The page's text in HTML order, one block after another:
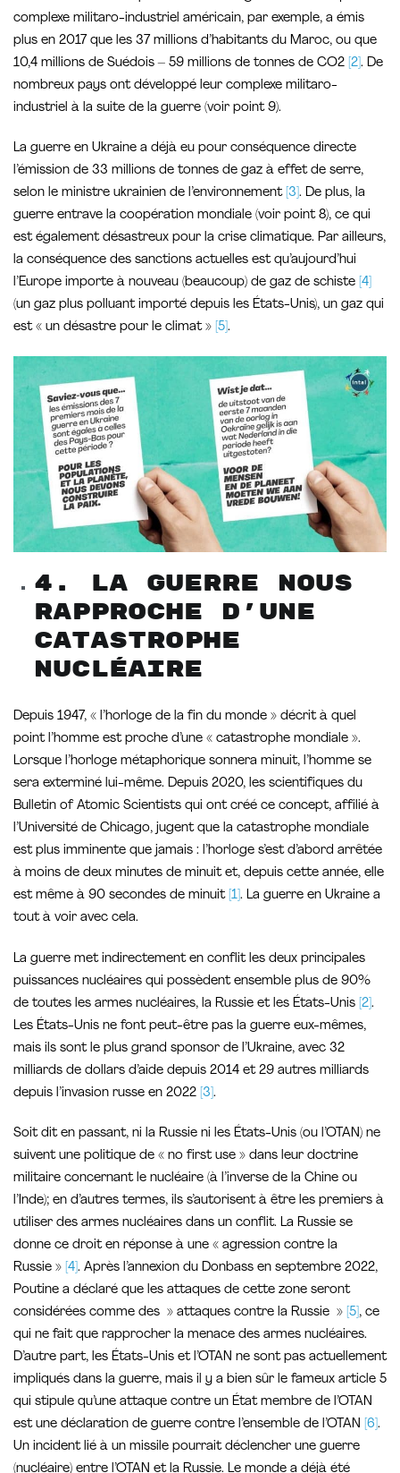
complexe militaro-industriel américain, par exemple, a émis
plus en 2017 que les 37 millions d’habitants du Maroc, ou que
10,4 millions de Suédois – 59 millions de tonnes de CO2 [2] . De
nombreux pays ont développé leur complexe militaro-
industriel à la suite de la guerre (voir point 9).
La guerre en Ukraine a déjà eu pour conséquence directe
l’émission de 33 millions de tonnes de gaz à effet de serre,
selon le ministre ukrainien de l’environnement [3] . De plus, la
guerre entrave la coopération mondiale (voir point 8), ce qui
est également désastreux pour la crise climatique. Par ailleurs,
la conséquence des sanctions actuelles est qu’aujourd’hui
l’Europe importe à nouveau (beaucoup) de gaz de schiste [4]
(un gaz plus polluant importé depuis les États-Unis), un gaz qui
est « un désastre pour le climat » [5] .
4. La guerre nous
rapproche d’une
catastrophe
nucléaire
Depuis 1947, « l’horloge de la fin du monde » décrit à quel
point l’homme est proche d’une « catastrophe mondiale ».
Lorsque l’horloge métaphorique sonnera minuit, l’homme se
sera exterminé lui-même. Depuis 2020, les scientifiques du
Bulletin of Atomic Scientists qui ont créé ce concept, affilié à
l’Université de Chicago, jugent que la catastrophe mondiale
est plus imminente que jamais : l’horloge s’est d’abord arrêtée
à moins de deux minutes de minuit et, depuis cette année, elle
est même à 90 secondes de minuit [1] . La guerre en Ukraine a
tout à voir avec cela.
La guerre met indirectement en conflit les deux principales
puissances nucléaires qui possèdent ensemble plus de 90%
de toutes les armes nucléaires, la Russie et les États-Unis [2] .
Les États-Unis ne font peut-être pas la guerre eux-mêmes,
mais ils sont le plus grand sponsor de l’Ukraine, avec 32
milliards de dollars d’aide depuis 2014 et 29 autres milliards
depuis l’invasion russe en 2022 [3] .
Soit dit en passant, ni la Russie ni les États-Unis (ou l’OTAN) ne
suivent une politique de « no first use » dans leur doctrine
militaire concernant le nucléaire (à l’inverse de la Chine ou
l’Inde); en d’autres termes, ils s’autorisent à être les premiers à
utiliser des armes nucléaires dans un conflit. La Russie se
donne ce droit en réponse à une « agression contre la
Russie » [4] . Après l’annexion du Donbass en septembre 2022,
Poutine a déclaré que les attaques de cette zone seront
considérées comme des » attaques contre la Russie » [5] , ce
qui ne fait que rapprocher la menace des armes nucléaires.
D’autre part, les États-Unis et l’OTAN ne sont pas actuellement
impliqués dans la guerre, mais il y a bien sûr le fameux article 5
qui stipule qu’une attaque contre un État membre de l’OTAN
est une déclaration de guerre contre l’ensemble de l’OTAN [6] .
Un incident lié à un missile pourrait déclencher une guerre
(nucléaire) entre l’OTAN et la Russie. Le monde a déjà été